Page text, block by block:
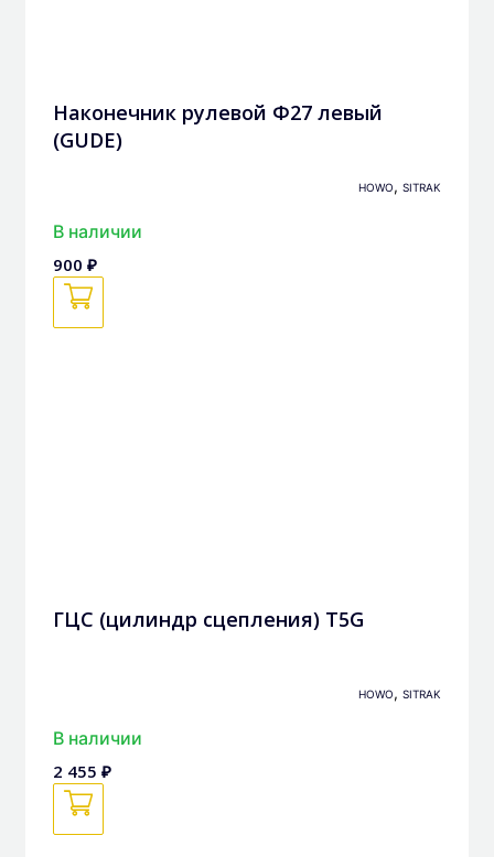
Наконечник рулевой Ф27 левый
(GUDE)
HOWO, SITRAK
В наличии
900 ₽
ГЦС (цилиндр сцепления) T5G
HOWO, SITRAK
В наличии
2 455 ₽